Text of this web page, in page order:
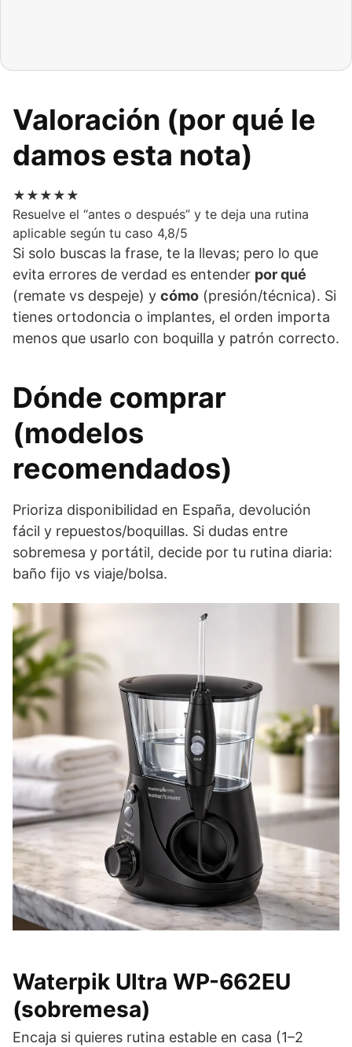
Valoración (por qué le
damos esta nota)
★★★★★
Resuelve el “antes o después” y te deja una rutina
aplicable según tu caso 4,8/5
Si solo buscas la frase, te la llevas; pero lo que
evita errores de verdad es entender por qué
(remate vs despeje) y cómo (presión/técnica). Si
tienes ortodoncia o implantes, el orden importa
menos que usarlo con boquilla y patrón correcto.
Dónde comprar
(modelos
recomendados)
Prioriza disponibilidad en España, devolución
fácil y repuestos/boquillas. Si dudas entre
sobremesa y portátil, decide por tu rutina diaria:
baño fijo vs viaje/bolsa.
Waterpik Ultra WP-662EU
(sobremesa)
Encaja si quieres rutina estable en casa (1–2